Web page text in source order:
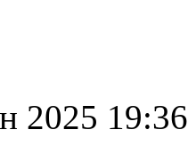
2025 19:36